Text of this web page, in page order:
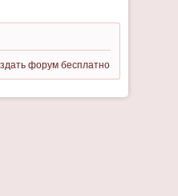
форум бесплатно